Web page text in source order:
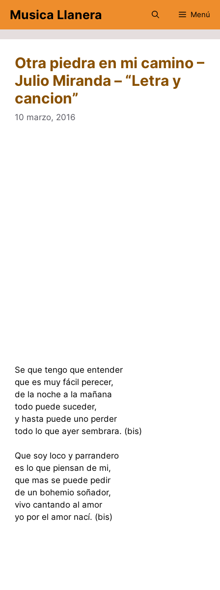
contenido
Musica Llanera Menú
Otra piedra en mi camino –
Julio Miranda – “Letra y
cancion”
10 marzo, 2016
Se que tengo que entender
que es muy fácil perecer,
de la noche a la mañana
todo puede suceder,
y hasta puede uno perder
todo lo que ayer sembrara. (bis)
Que soy loco y parrandero
es lo que piensan de mi,
que mas se puede pedir
de un bohemio soñador,
vivo cantando al amor
yo por el amor nací. (bis)